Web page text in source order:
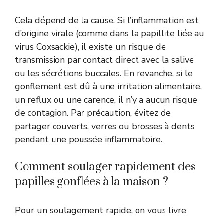
Cela dépend de la cause. Si l’inflammation est
d’origine virale (comme dans la papillite liée au
virus Coxsackie), il existe un risque de
transmission par contact direct avec la salive
ou les sécrétions buccales. En revanche, si le
gonflement est dû à une irritation alimentaire,
un reflux ou une carence, il n’y a aucun risque
de contagion. Par précaution, évitez de
partager couverts, verres ou brosses à dents
pendant une poussée inflammatoire.
Comment soulager rapidement des
papilles gonflées à la maison ?
Pour un soulagement rapide, on vous livre